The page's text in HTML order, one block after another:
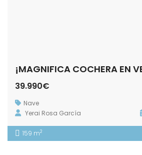
39.990€
Nave
Yerai Rosa García
159 m2